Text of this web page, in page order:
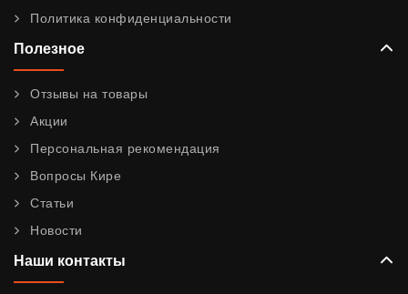
Политика конфиденциальности
Полезное
Отзывы на товары
Акции
Персональная рекомендация
Вопросы Кире
Статьи
Новости
Наши контакты